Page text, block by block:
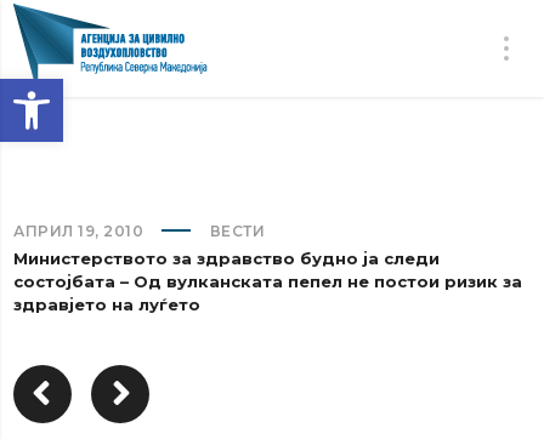
Open toolbar
АПРИЛ 19, 2010 ВЕСТИ
Министерството за здравство будно ја следи
состојбата – Од вулканската пепел не постои ризик за
здравјето на луѓето